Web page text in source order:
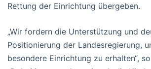
Rettung der Einrichtung übergeben.
„Wir fordern die Unterstützung und
Positionierung der Landesregierung,
besondere Einrichtung zu erhalten“,